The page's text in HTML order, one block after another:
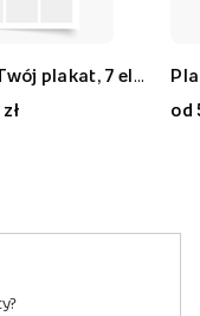
od